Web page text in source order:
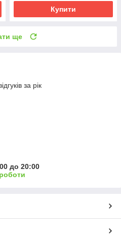
Купити
ще
за рік
до 20:00